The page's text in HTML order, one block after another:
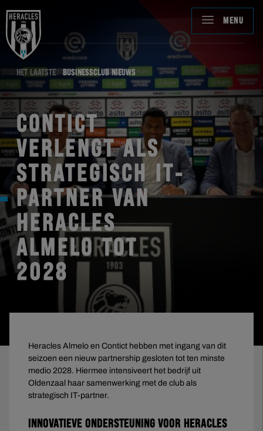
MENU
HET LAATSTE BUSINESSCLUB NIEUWS
CONTICT
VERLENGT ALS
STRATEGISCH IT-
PARTNER VAN
HERACLES
ALMELO TOT
2028
Heracles Almelo en Contict hebben met ingang van dit
seizoen een nieuw partnership gesloten tot ten minste
medio 2028. Hiermee intensiveert het bedrijf uit
Oldenzaal haar samenwerking met de club als
strategisch IT-partner.
Innovatieve ondersteuning voor Heracles